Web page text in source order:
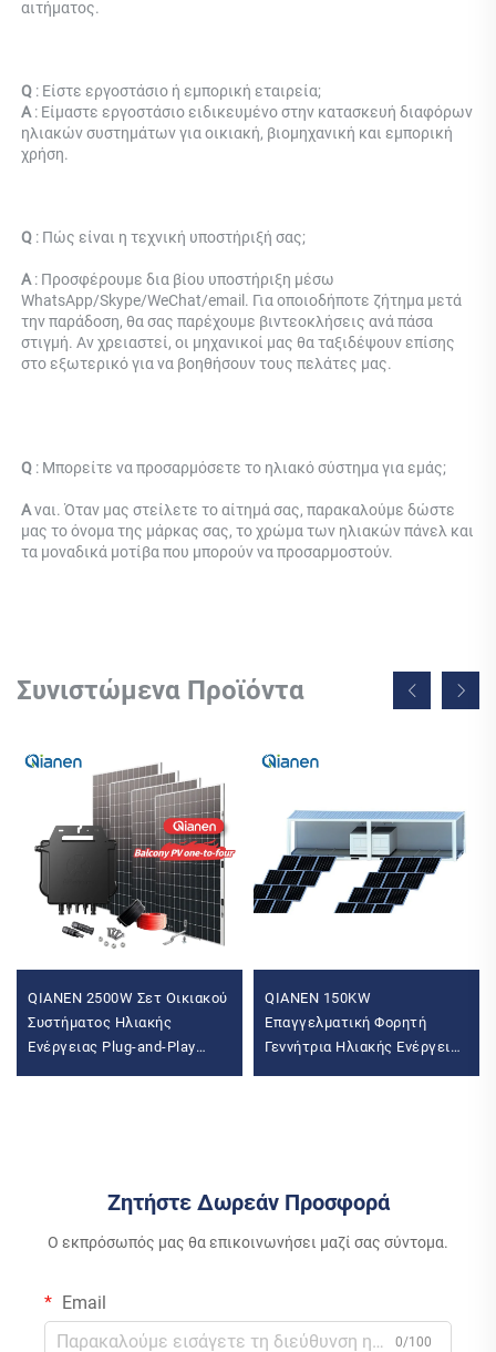
αιτήματος.
Q : Είστε εργοστάσιο ή εμπορική εταιρεία;
Α : Είμαστε εργοστάσιο ειδικευμένο στην κατασκευή διαφόρων
ηλιακών συστημάτων για οικιακή, βιομηχανική και εμπορική
χρήση.
Q : Πώς είναι η τεχνική υποστήριξή σας;
Α : Προσφέρουμε δια βίου υποστήριξη μέσω
WhatsApp/Skype/WeChat/email. Για οποιοδήποτε ζήτημα μετά
την παράδοση, θα σας παρέχουμε βιντεοκλήσεις ανά πάσα
στιγμή. Αν χρειαστεί, οι μηχανικοί μας θα ταξιδέψουν επίσης
στο εξωτερικό για να βοηθήσουν τους πελάτες μας.
Q : Μπορείτε να προσαρμόσετε το ηλιακό σύστημα για εμάς;
Α ναι. Όταν μας στείλετε το αίτημά σας, παρακαλούμε δώστε
μας το όνομα της μάρκας σας, το χρώμα των ηλιακών πάνελ και
τα μοναδικά μοτίβα που μπορούν να προσαρμοστούν.
Συνιστώμενα Προϊόντα
QIANEN 2500W Σετ Οικιακού
Συστήματος Ηλιακής
Ενέργειας Plug-and-Play
QIANEN 150KW
Επαγγελματική Φορητή
Γεννήτρια Ηλιακής Ενέργειας
Ζητήστε Δωρεάν Προσφορά
Ο εκπρόσωπός μας θα επικοινωνήσει μαζί σας σύντομα.
Email
0/100